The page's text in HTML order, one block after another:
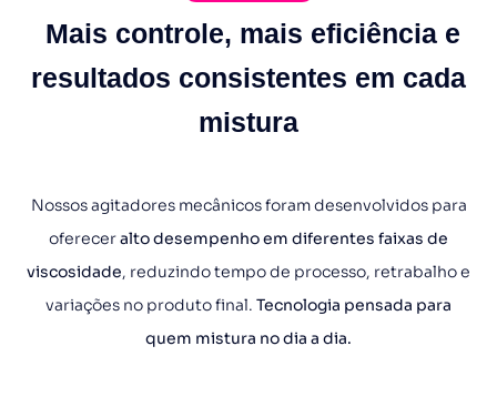
Mais controle, mais eficiência e
resultados consistentes em cada
mistura
Nossos agitadores mecânicos foram desenvolvidos para
ofereceralto desempenho em diferentes faixas de
viscosidade, reduzindo tempo de processo, retrabalho e
variações no produto final. Tecnologia pensada para
quem mistura no dia a dia.